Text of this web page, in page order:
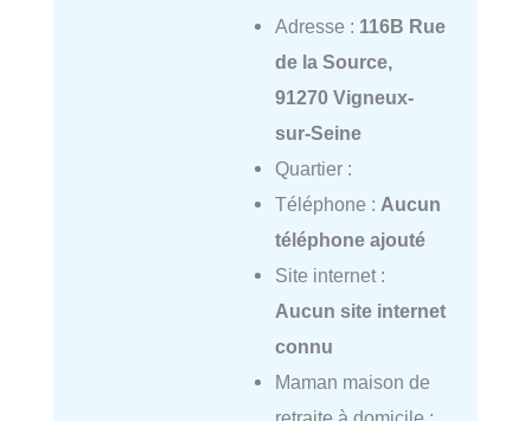
Adresse : 116B Rue
de la Source,
91270 Vigneux-
sur-Seine
Quartier :
Téléphone : Aucun
téléphone ajouté
Site internet :
Aucun site internet
connu
Maman maison de